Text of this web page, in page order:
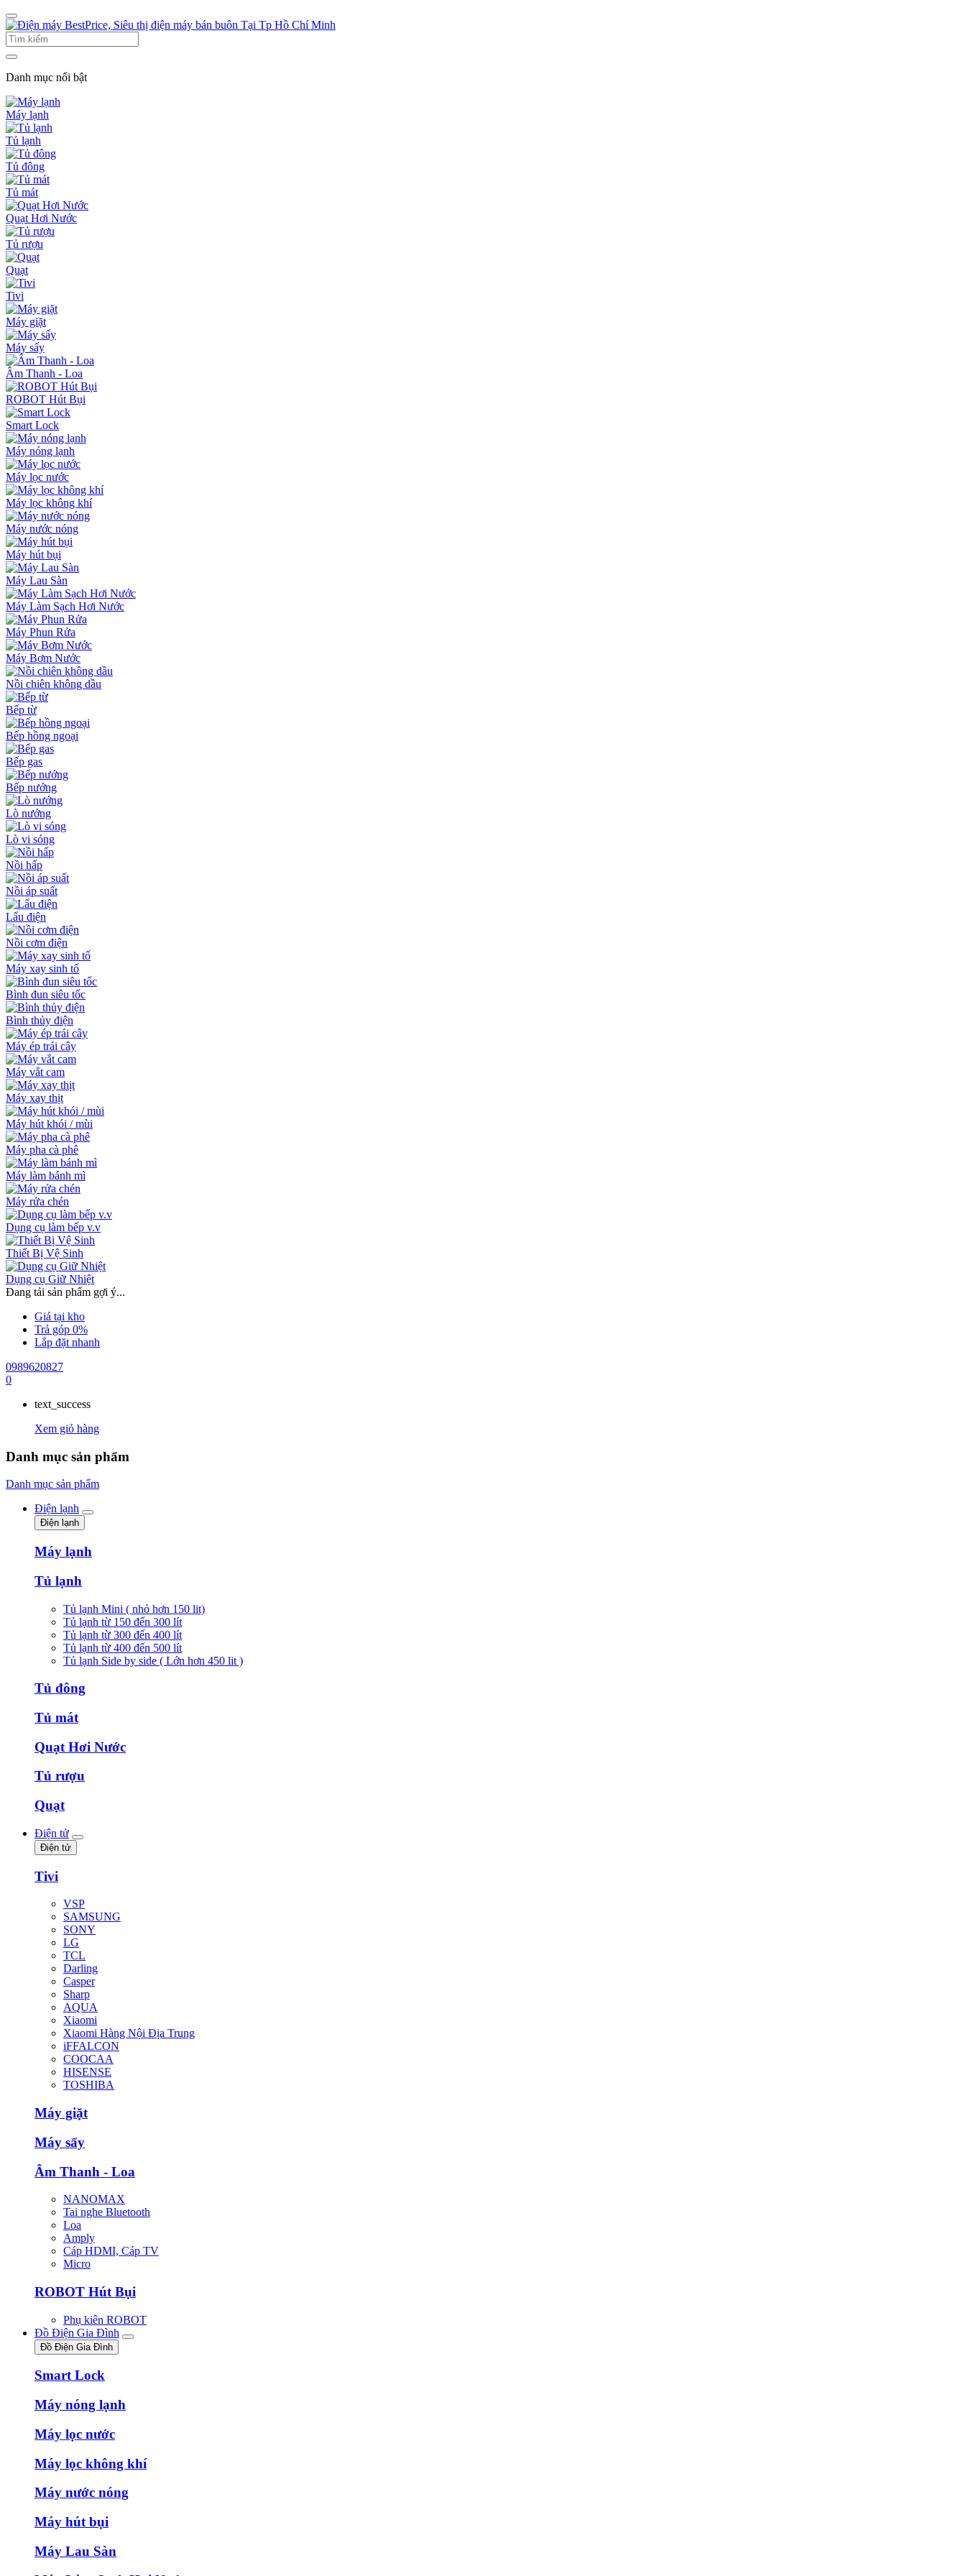
Danh mục nổi bật
Máy lạnh
Tủ lạnh
Tủ đông
Tủ mát
Quạt Hơi Nước
Tủ rượu
Quạt
Tivi
Máy giặt
Máy sấy
Âm Thanh - Loa
ROBOT Hút Bụi
Smart Lock
Máy nóng lạnh
Máy lọc nước
Máy lọc không khí
Máy nước nóng
Máy hút bụi
Máy Lau Sàn
Máy Làm Sạch Hơi Nước
Máy Phun Rửa
Máy Bơm Nước
Nồi chiên không dầu
Bếp từ
Bếp hồng ngoại
Bếp gas
Bếp nướng
Lò nướng
Lò vi sóng
Nồi hấp
Nồi áp suất
Lẩu điện
Nồi cơm điện
Máy xay sinh tố
Bình đun siêu tốc
Bình thủy điện
Máy ép trái cây
Máy vắt cam
Máy xay thịt
Máy hút khói / mùi
Máy pha cà phê
Máy làm bánh mì
Máy rửa chén
Dụng cụ làm bếp v.v
Thiết Bị Vệ Sinh
Dụng cụ Giữ Nhiệt
Đang tải sản phẩm gợi ý...
Giá tại kho
Trả góp 0%
Lắp đặt nhanh
0989620827
0
text_success
Xem giỏ hàng
Danh mục sản phẩm
Danh mục sản phẩm
Điện lạnh
Điện lạnh
Máy lạnh
Tủ lạnh
Tủ lạnh Mini ( nhỏ hơn 150 lit)
Tủ lạnh từ 150 đến 300 lít
Tủ lạnh từ 300 đến 400 lít
Tủ lạnh từ 400 đến 500 lít
Tủ lạnh Side by side ( Lớn hơn 450 lit )
Tủ đông
Tủ mát
Quạt Hơi Nước
Tủ rượu
Quạt
Điện tử
Điện tử
Tivi
VSP
SAMSUNG
SONY
LG
TCL
Darling
Casper
Sharp
AQUA
Xiaomi
Xiaomi Hàng Nội Địa Trung
iFFALCON
COOCAA
HISENSE
TOSHIBA
Máy giặt
Máy sấy
Âm Thanh - Loa
NANOMAX
Tai nghe Bluetooth
Loa
Amply
Cáp HDMI, Cáp TV
Micro
ROBOT Hút Bụi
Phụ kiên ROBOT
Đồ Điện Gia Đình
Đồ Điện Gia Đình
Smart Lock
Máy nóng lạnh
Máy lọc nước
Máy lọc không khí
Máy nước nóng
Máy hút bụi
Máy Lau Sàn